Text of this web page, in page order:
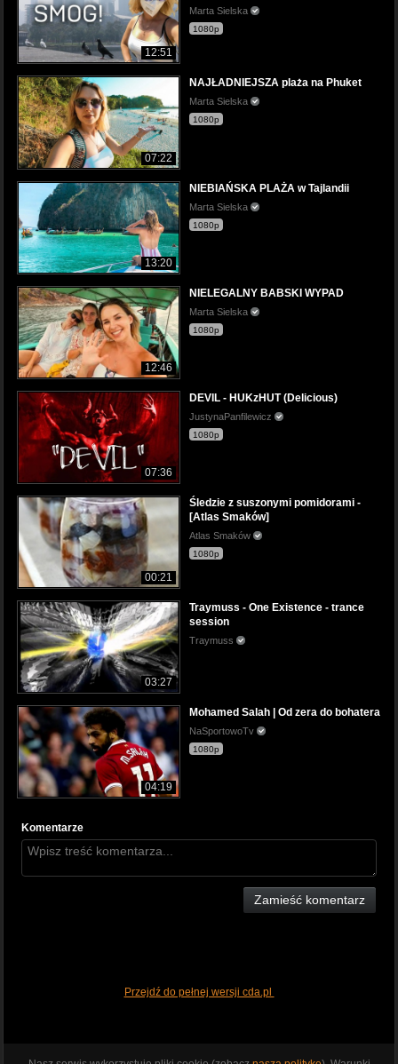
12:51
Marta Sielska
1080p
07:22
NAJŁADNIEJSZA plaża na Phuket
Marta Sielska
1080p
13:20
NIEBIAŃSKA PLAŻA w Tajlandii
Marta Sielska
1080p
12:46
NIELEGALNY BABSKI WYPAD
Marta Sielska
1080p
07:36
DEVIL - HUKzHUT (Delicious)
JustynaPanfilewicz
1080p
00:21
Śledzie z suszonymi pomidorami -
[Atlas Smaków]
Atlas Smaków
1080p
03:27
Traymuss - One Existence - trance
session
Traymuss
04:19
Mohamed Salah | Od zera do bohatera
NaSportowoTv
1080p
Komentarze
Zamieść komentarz
Przejdź do pełnej wersji cda.pl